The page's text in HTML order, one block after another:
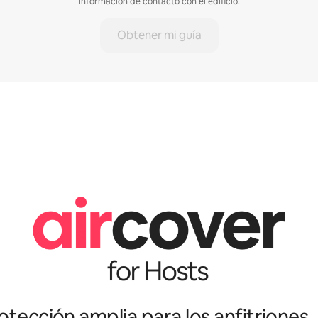
Obtener mi guía